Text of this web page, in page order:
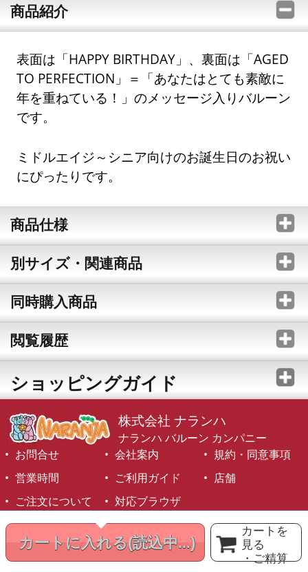
カートに入れる(読込中...)
カートを
見る
・ご精算
商品紹介
表面は「HAPPY BIRTHDAY」、裏面は「AGED
TO PERFECTION」＝「あなたはとても素敵に
年を重ねている！」のメッセージ入りバルーン
です。
ミドルエイジ～シニア向けのお誕生日のお祝い
にぴったりです。
商品仕様
別サイズ・関連商品
同時購入商品
閲覧履歴
ショッピングガイド
株式会社 ナランハ
ナランハ バルーン カンパニー
お問合せ
会社案内
規約・同意事項
営業時間
ご利用ガイド
店舗
ご注文について
対応ブラウザ
©1999-2026 NARANJA Inc. All Rights Reserved.